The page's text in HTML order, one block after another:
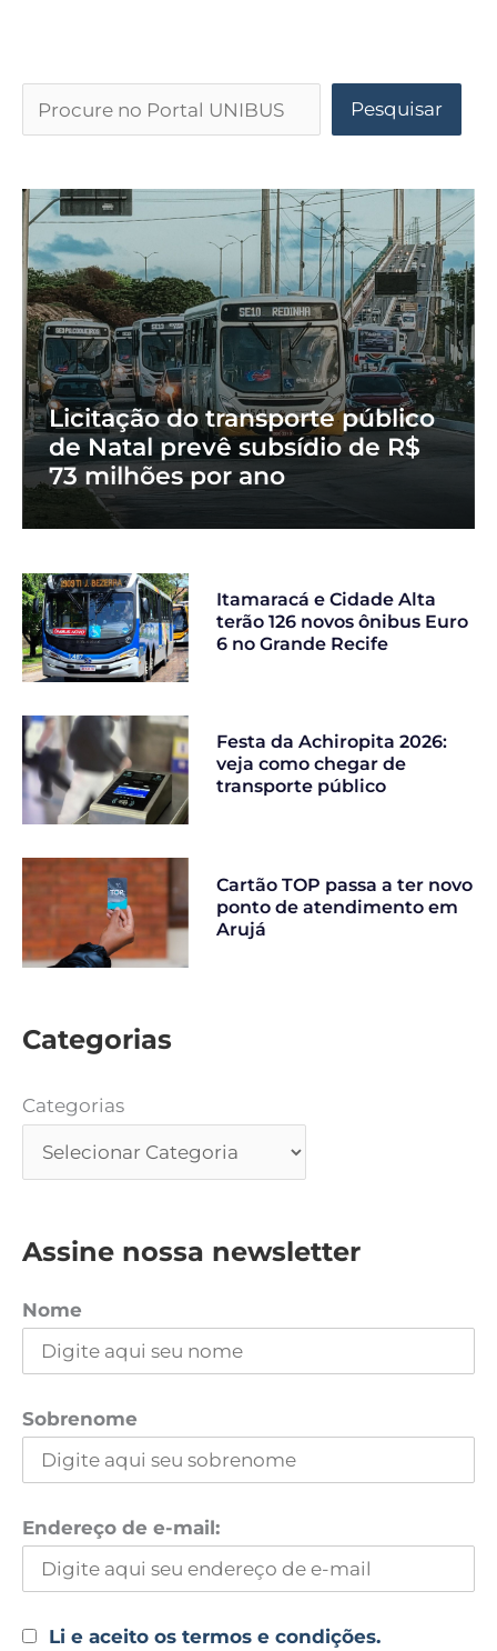
Pesquisar
Licitação do transporte público
de Natal prevê subsídio de R$
73 milhões por ano
Itamaracá e Cidade Alta
terão 126 novos ônibus Euro
6 no Grande Recife
Festa da Achiropita 2026:
veja como chegar de
transporte público
Cartão TOP passa a ter novo
ponto de atendimento em
Arujá
Categorias
Categorias
Assine nossa newsletter
Nome
Sobrenome
Endereço de e-mail:
Li e aceito os termos e condições.